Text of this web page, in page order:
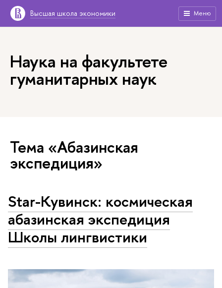
Высшая школа экономики Меню
Наука на факультете
гуманитарных наук
Тема «Абазинская
экспедиция»
Star-Кувинск: космическая
абазинская экспедиция
Школы лингвистики